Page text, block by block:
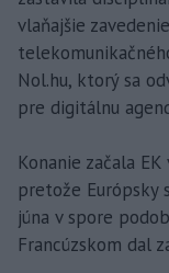
vlaňajšie
Nol.hu, ktorý sa
pre digitálnu
Konanie začala
pretože Európsky
júna v spore
Francúzskom dal